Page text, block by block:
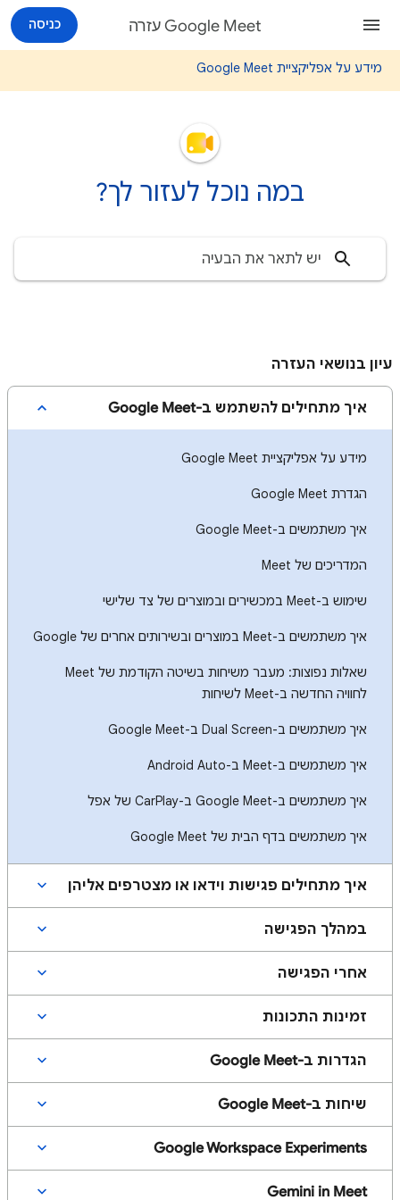
Google Meet עזרה כניסה
מידע על אפליקציית Google Meet
במה נוכל לעזור לך?
עיון בנושאי העזרה
איך מתחילים להשתמש ב-Google Meet
מידע על אפליקציית Google Meet
הגדרת Google Meet
איך משתמשים ב-Google Meet
המדריכים של Meet
שימוש ב-Meet במכשירים ובמוצרים של צד שלישי
איך משתמשים ב-Meet במוצרים ובשירותים אחרים של Google
שאלות נפוצות: מעבר משיחות בשיטה הקודמת של Meet
לחוויה החדשה ב-Meet לשיחות
איך משתמשים ב-Dual Screen ב-Google Meet
איך משתמשים ב-Meet ב-Android Auto
איך משתמשים ב-Google Meet ב-CarPlay של אפל
איך משתמשים בדף הבית של Google Meet
איך מתחילים פגישות וידאו או מצטרפים אליהן
במהלך הפגישה
אחרי הפגישה
זמינות התכונות
הגדרות ב-Google Meet
שיחות ב-Google Meet
Google Workspace Experiments
Gemini in Meet